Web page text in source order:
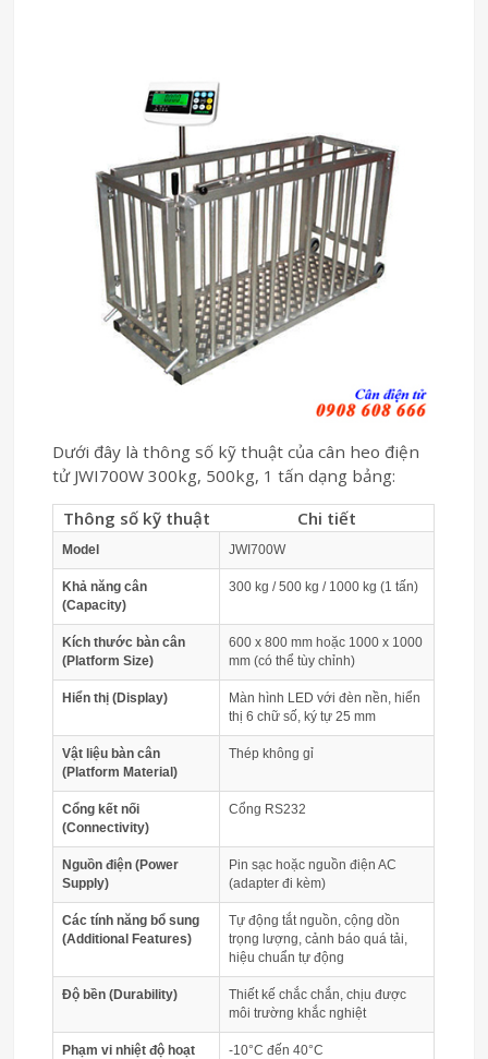
Dưới đây là thông số kỹ thuật của cân heo điện
tử JWI700W 300kg, 500kg, 1 tấn dạng bảng:
Thông số kỹ thuật
Chi tiết
Model JWI700W
Khả năng cân
(Capacity)
300 kg / 500 kg / 1000 kg (1 tấn)
Kích thước bàn cân
(Platform Size)
600 x 800 mm hoặc 1000 x 1000
mm (có thể tùy chỉnh)
Hiển thị (Display)
Màn hình LED với đèn nền, hiển
thị 6 chữ số, ký tự 25 mm
Vật liệu bàn cân
(Platform Material)
Thép không gỉ
Cổng kết nối
(Connectivity)
Cổng RS232
Nguồn điện (Power
Supply)
Pin sạc hoặc nguồn điện AC
(adapter đi kèm)
Các tính năng bổ sung
(Additional Features)
Tự động tắt nguồn, cộng dồn
trọng lượng, cảnh báo quá tải,
hiệu chuẩn tự động
Độ bền (Durability)
Thiết kế chắc chắn, chịu được
môi trường khắc nghiệt
Phạm vi nhiệt độ hoạt
-10°C đến 40°C